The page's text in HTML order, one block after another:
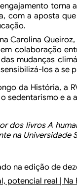
torna a
com a aposta
Carolina
colaboração
mudanças
los a se
da História, a
sedentarismo e a
dos livros A
na Universidade
na edição de
potencial real | Na